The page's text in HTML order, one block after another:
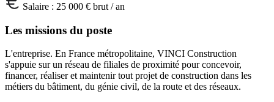
Salaire : 25 000 € brut / an
Les missions du poste
L'entreprise. En France métropolitaine, VINCI Construction
s'appuie sur un réseau de filiales de proximité pour concevoir,
financer, réaliser et maintenir tout projet de construction dans les
métiers du bâtiment, du génie civil, de la route et des réseaux.